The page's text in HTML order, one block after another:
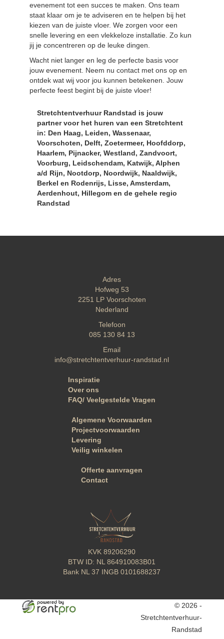
evenement tot een succes te maken. Ons team
staat klaar om je te adviseren en te helpen bij het
kiezen van de juiste vloer. We zorgen voor een
snelle levering en een vlekkeloze installatie. Zo kun
jij je concentreren op de leuke dingen.
Wacht niet langer en leg de perfecte basis voor
jouw evenement. Neem nu contact met ons op en
ontdek wat wij voor jou kunnen betekenen. Jouw
perfecte feest begint bij de juiste vloer!
Stretchtentverhuur Randstad is jouw
partner voor het huren van een Stretchtent
in: Den Haag, Leiden, Wassenaar,
Voorschoten, Delft, Zoetermeer, Hoofddorp,
Haarlem, Pijnacker, Westland, Zandvoort,
Voorburg, Leidschendam, Katwijk, Alphen
a/d Rijn, Nootdorp, Noordwijk, Naaldwijk,
Berkel en Rodenrijs, Lisse, Amsterdam,
Aerdenhout, Hillegom en de gehele regio
Randstad
Adres
Hofweg 53
2251 LP Voorschoten
Nederland
Telefoon
085 130 84 13
Email
info@stretchtentverhuur-randstad.nl
Inspiratie
Over ons
FAQ/ Veelgestelde Vragen
Algemene Voorwaarden
Projectvoorwaarden
Levering
Veilig winkelen
Offerte aanvragen
Contact
KVK 89206290
BTW ID: NL 864910083B01
Bank NL 37 INGB 0101688237
© 2026 -
Stretchtentverhuur-
Randstad